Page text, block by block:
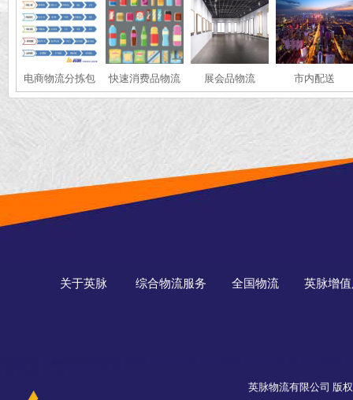
电商物流分拣包
装
快速消费品物流 展会品物流 市内配送
关于英脉 综合物流服务 全国物流 英脉增
英脉物流有限公司 版